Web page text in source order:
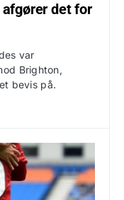
det for
var
Brighton,
bevis på.